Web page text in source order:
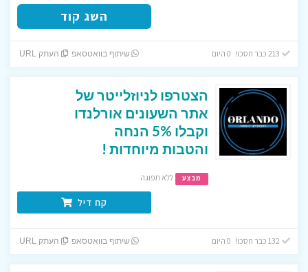
השג קוד
שיתוף בוואטסאפ העתק URL
הצטרפו לניוזלייטר של
אתר השעונים אורלנדו
וקבלו 5% הנחה
והטבות מיוחדות !
מבצע ללא תפוגה
קח דיל
שיתוף בוואטסאפ העתק URL